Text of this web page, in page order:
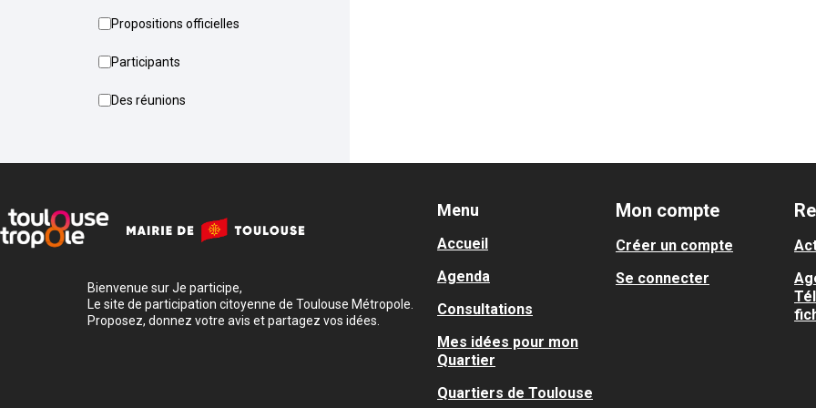
Propositions officielles
Participants
Des réunions
Bienvenue sur Je participe,
Le site de participation citoyenne de Toulouse Métropole.
Proposez, donnez votre avis et partagez vos idées.
Menu
Accueil
Agenda
Consultations
Mes idées pour mon
Quartier
Quartiers de Toulouse
Mon compte
Créer un compte
Se connecter